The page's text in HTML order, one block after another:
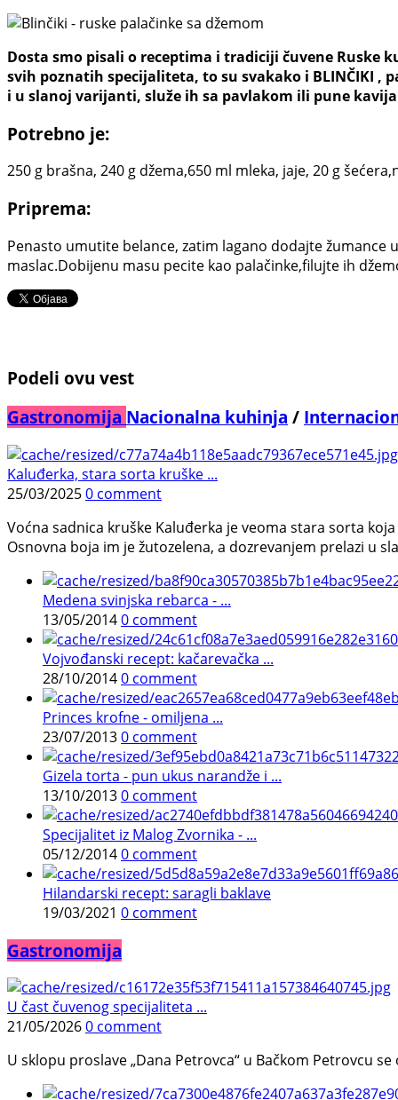
Dosta smo pisali o receptima i tradiciji čuvene Ruske
svih poznatih specijaliteta, to su svakako i BLINČIKI ,
i u slanoj varijanti, služe ih sa pavlakom ili pune
Potrebno je:
250 g brašna, 240 g džema,650 ml mleka, jaje, 20 g
Priprema:
Penasto umutite belance, zatim lagano dodajte
maslac.Dobijenu masu pecite kao palačinke,filujte ih
Podeli ovu vest
Gastronomija Nacionalna kuhinja /
Kaluđerka, stara sorta kruške ...
25/03/20250 comment
Voćna sadnica kruške Kaluđerka je veoma stara sorta
Osnovna boja im je žutozelena, a dozrevanjem prelazi u
Medena svinjska rebarca - ...
13/05/20140 comment
Vojvođanski recept: kačarevačka ...
28/10/20140 comment
Princes krofne - omiljena ...
23/07/20130 comment
Gizela torta - pun ukus narandže i ...
13/10/20130 comment
Specijalitet iz Malog Zvornika - ...
05/12/20140 comment
Hilandarski recept: saragli baklave
19/03/2021 0 comment
Gastronomija
U čast čuvenog specijaliteta ...
21/05/20260 comment
U sklopu proslave „Dana Petrovca“ u Bačkom Petrovcu